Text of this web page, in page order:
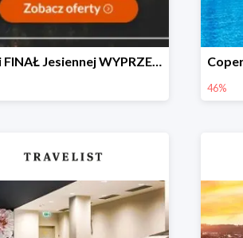
Wielki FINAŁ Jesiennej WYPRZEDAŻY Hoteli 🔥
46%